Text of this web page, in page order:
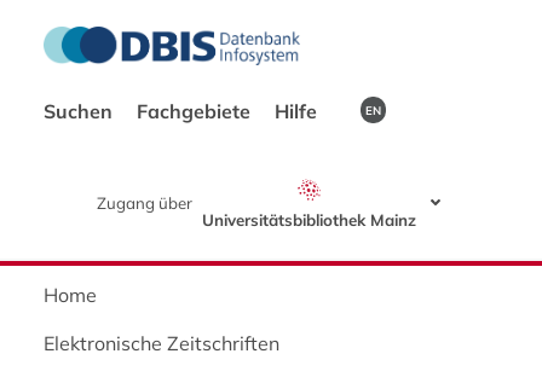
Suchen Fachgebiete Hilfe EN
Zugang über
Universitätsbibliothek Mainz
Home
Elektronische Zeitschriften